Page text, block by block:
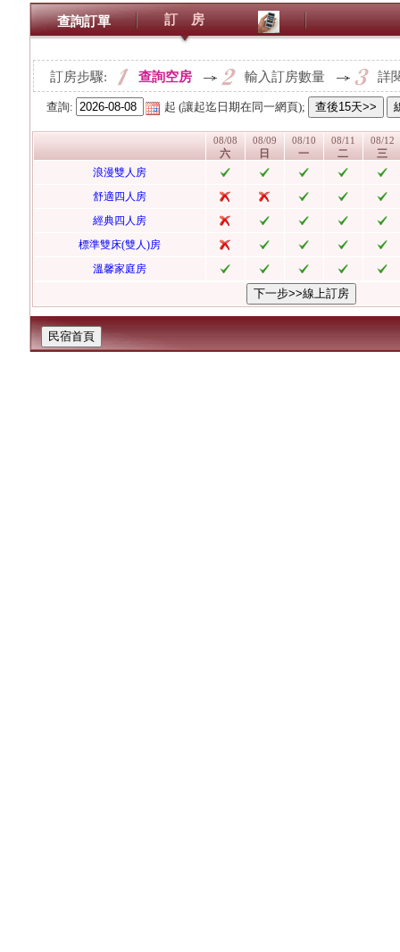
查詢訂單 訂 房
訂房步驟: 查詢空房 輸入訂房數量 詳
查詢: 起 (讓起迄日期在同一網頁);
08/08
六
08/09
日
08/10
一
08/11
二
08/12
三
浪漫雙人房
舒適四人房
經典四人房
標準雙床(雙人)房
溫馨家庭房